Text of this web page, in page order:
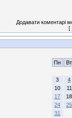
Додавати коментарі
[
Пн
Вт
3
4
10
11
17
18
24
25
31